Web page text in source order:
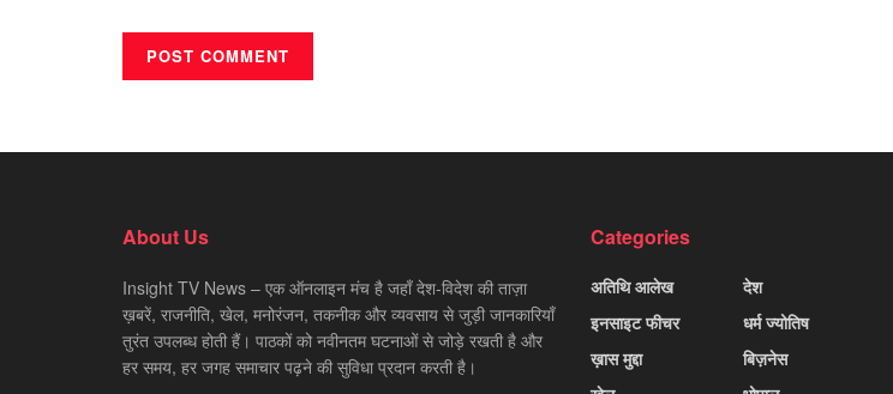
About Us
Insight TV News – एक ऑनलाइन मंच है जहाँ देश-विदेश की ताज़ा
ख़बरें, राजनीति, खेल, मनोरंजन, तकनीक और व्यवसाय से जुड़ी जानकारियाँ
तुरंत उपलब्ध होती हैं। पाठकों को नवीनतम घटनाओं से जोड़े रखती है और
हर समय, हर जगह समाचार पढ़ने की सुविधा प्रदान करती है।
Categories
अतिथि आलेख
इनसाइट फीचर
ख़ास मुद्दा
देश
धर्म ज्योतिष
बिज़नेस